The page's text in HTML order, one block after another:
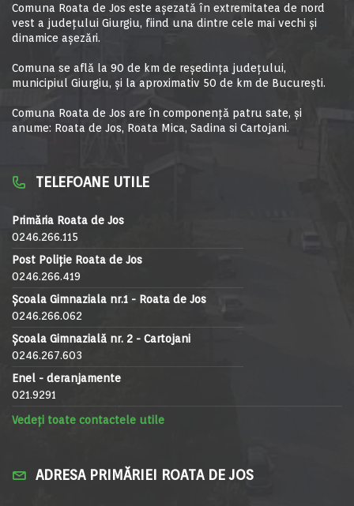
Comuna Roata de Jos este aşezată în extremitatea de nord
vest a judeţului Giurgiu, fiind una dintre cele mai vechi şi
dinamice aşezări.
Comuna se află la 90 de km de reşedinţa judeţului,
municipiul Giurgiu, şi la aproximativ 50 de km de Bucureşti.
Comuna Roata de Jos are în componență patru sate, și
anume: Roata de Jos, Roata Mica, Sadina si Cartojani.
TELEFOANE UTILE
Primăria Roata de Jos
0246.266.115
Post Poliție Roata de Jos
0246.266.419
Școala Gimnaziala nr.1 - Roata de Jos
0246.266.062
Școala Gimnazială nr. 2 - Cartojani
0246.267.603
Enel - deranjamente
021.9291
Vedeți toate contactele utile
ADRESA PRIMĂRIEI ROATA DE JOS